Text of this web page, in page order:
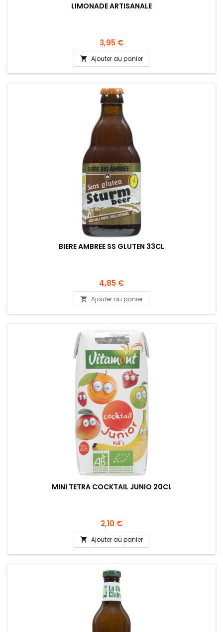
LIMONADE ARTISANALE
3,95 €
 Ajouter au panier
BIERE AMBREE SS GLUTEN 33CL
4,85 €
 Ajouter au panier
MINI TETRA COCKTAIL JUNIO 20CL
2,10 €
 Ajouter au panier